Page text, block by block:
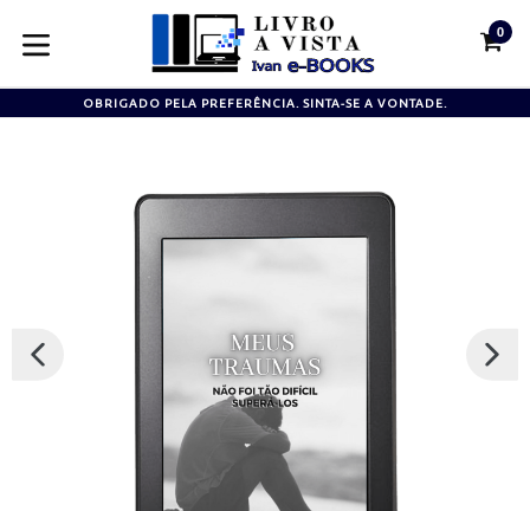
para
conteúdo
expandir/colapsar
0
OBRIGADO PELA PREFERÊNCIA. SINTA-SE A VONTADE.